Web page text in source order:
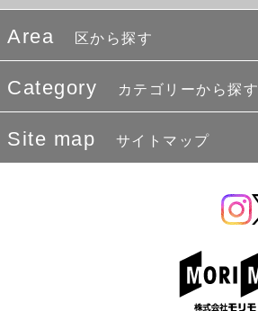
Area 区から探す
Category カテゴリーから探す
Site map サイトマップ